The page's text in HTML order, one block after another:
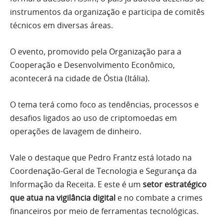
instrumentos da organização e participa de comitês
técnicos em diversas áreas.
O evento, promovido pela Organização para a
Cooperação e Desenvolvimento Econômico,
acontecerá na cidade de Óstia (Itália).
O tema terá como foco as tendências, processos e
desafios ligados ao uso de criptomoedas em
operações de lavagem de dinheiro.
Vale o destaque que Pedro Frantz está lotado na
Coordenação-Geral de Tecnologia e Segurança da
Informação da Receita. E este é um setor estratégico
que atua na vigilância digital e no combate a crimes
financeiros por meio de ferramentas tecnológicas.